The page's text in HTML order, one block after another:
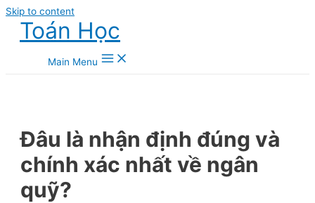
Skip to content
Toán Học
Main Menu
Đâu là nhận định đúng và
chính xác nhất về ngân
quỹ?